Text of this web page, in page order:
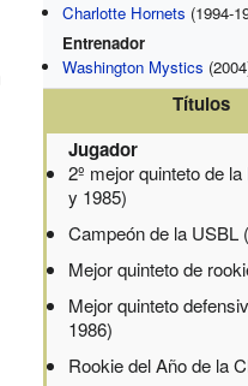
Charlotte Hornets (1994-
Entrenador
Washington Mystics
Títulos
Jugador
2º mejor quinteto de la
y 1985)
Campeón de la USBL
Mejor quinteto de
Mejor quinteto
1986)
Rookie del Año de la